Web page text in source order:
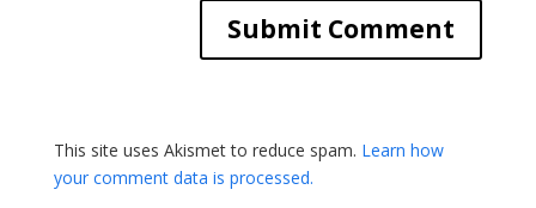
This site uses Akismet to reduce spam. Learn how
your comment data is processed.